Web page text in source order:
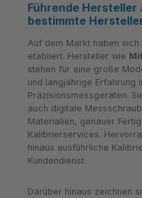
Führende
bestimmte
Auf dem Markt haben
etabliert. Hersteller wie
stehen für eine große
und langjährige Erfahrung
Präzisionsmessgeräten.
auch digitale
Materialien, genauer
Kalibrierservices.
hinaus ausführliche
Kundendienst.
Darüber hinaus zeichnen